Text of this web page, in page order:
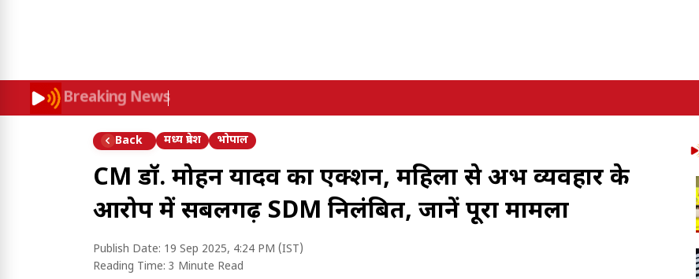
Breaking News
Back मध्य प्रदेश भोपाल
CM डॉ. मोहन यादव का एक्शन, महिला से अभद्र व्यवहार के
आरोप में सबलगढ़ SDM निलंबित, जानें पूरा मामला
Publish Date: 19 Sep 2025, 4:24 PM (IST)
Reading Time: 3 Minute Read